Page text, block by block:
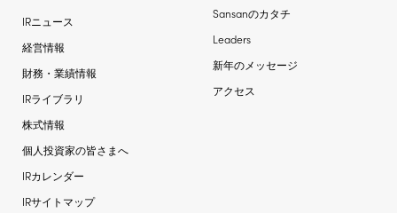
Sansanのカタチ
Leaders
新年のメッセージ
アクセス
IRニュース
経営情報
財務・業績情報
IRライブラリ
株式情報
個人投資家の皆さまへ
IRカレンダー
IRサイトマップ